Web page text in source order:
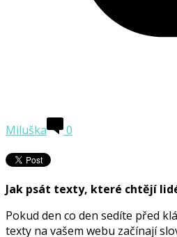
Miluška 0
Jak psát texty, které chtějí
Pokud den co den sedíte před
texty na vašem webu začínají